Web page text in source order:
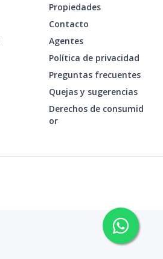
Propiedades
Contacto
Agentes
Política de privacidad
Preguntas frecuentes
Quejas y sugerencias
Derechos de consumid
or